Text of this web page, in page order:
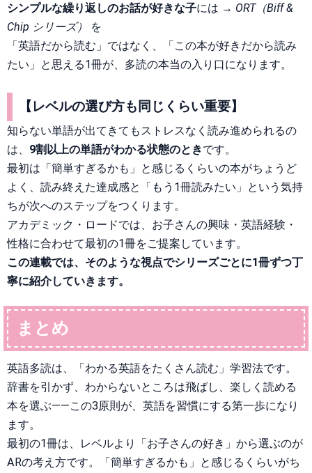
シンプルな繰り返しのお話が好きな子には → ORT（Biff &
Chip シリーズ）
を
「英語だから読む」ではなく、「この本が好きだから読み
たい」と思える1冊が、多読の本当の入り口になります。
【レベルの選び方も同じくらい重要】
知らない単語が出てきてもストレスなく読み進められるの
は、 9割以上の単語がわかる状態のときです。
最初は「簡単すぎるかも」と感じるくらいの本がちょうど
よく、読み終えた達成感と「もう1冊読みたい」という気持
ちが次へのステップをつくります。
アカデミック・ロードでは、お子さんの興味・英語経験・
性格に合わせて最初の1冊をご提案しています。
この連載では、そのような視点でシリーズごとに1冊ずつ丁
寧に紹介していきます。
まとめ
英語多読は、「わかる英語をたくさん読む」学習法です。
辞書を引かず、わからないところは飛ばし、楽しく読める
本を選ぶ——この3原則が、英語を習慣にする第一歩になり
ます。
最初の1冊は、レベルより「お子さんの好き」から選ぶのが
ARの考え方です。「簡単すぎるかも」と感じるくらいがち